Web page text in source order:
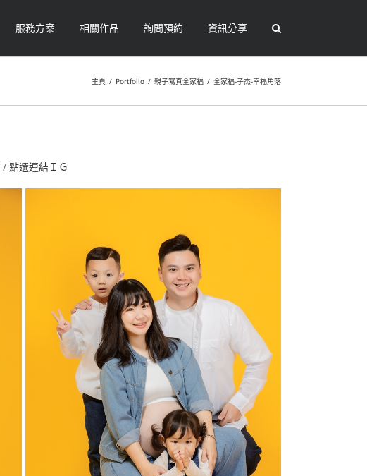
服務方案 相關作品 詢問預約 資訊分享
主頁 / Portfolio / 親子寫真全家福 / 全家福-子杰-幸福角落
/ 點選連結ＩＧ